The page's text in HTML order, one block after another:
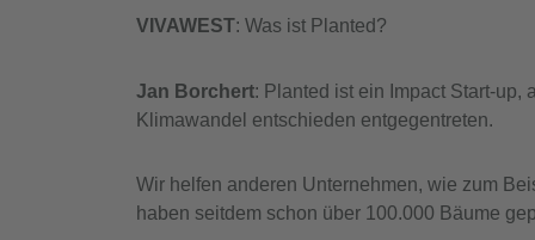
VIVAWEST: Was ist Planted?
Jan Borchert: Planted ist ein Impact Start-
Klimawandel entschieden entgegentreten.
Wir helfen anderen Unternehmen, wie zum
haben seitdem schon über 100.000 Bäume